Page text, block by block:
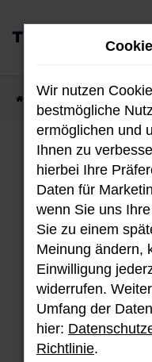
Zum
Hauptinhalt
Unser
Fehler:
Wir nutzen
bestmögliche
ermöglichen und
Ihnen zu
hierbei Ihre
Daten für
wenn Sie uns
Sie zu einem
Meinung ändern,
Einwilligung
widerrufen.
Umfang der
hier:
Richtlinie.